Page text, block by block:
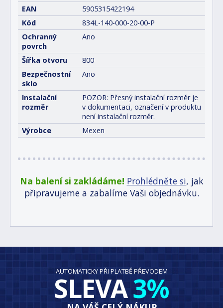
EAN
5905315422194
Kód
834L-140-000-20-00-P
Ochranný
povrch
Ano
Šířka otvoru
800
Bezpečnostní
sklo
Ano
Instalační
rozměr
POZOR: Přesný instalační rozměr je
v dokumentaci, označení v produktu
není instalační rozměr.
Výrobce
Mexen
Na balení si zakládáme! Prohlédněte si, jak
připravujeme a zabalíme Vaši objednávku.
AUTOMATICKY PŘI PLATBĚ PŘEVODEM
SLEVA3%